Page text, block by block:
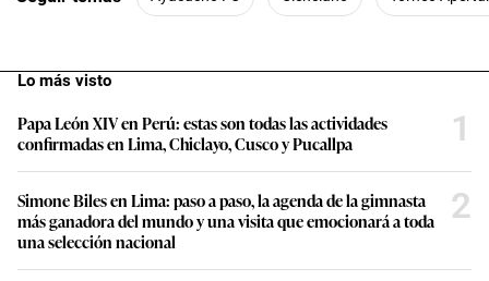
Lo más visto
Papa León XIV en Perú: estas son todas las actividades
confirmadas en Lima, Chiclayo, Cusco y Pucallpa
1
Simone Biles en Lima: paso a paso, la agenda de la gimnasta
más ganadora del mundo y una visita que emocionará a toda
una selección nacional
2